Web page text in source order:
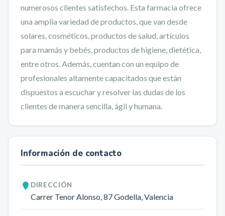
numerosos clientes satisfechos. Esta farmacia ofrece
una amplia variedad de productos, que van desde
solares, cosméticos, productos de salud, artículos
para mamás y bebés, productos de higiene, dietética,
entre otros. Además, cuentan con un equipo de
profesionales altamente capacitados que están
dispuestos a escuchar y resolver las dudas de los
clientes de manera sencilla, ágil y humana.
Información de contacto
DIRECCIÓN
Carrer Tenor Alonso, 87Godella, Valencia